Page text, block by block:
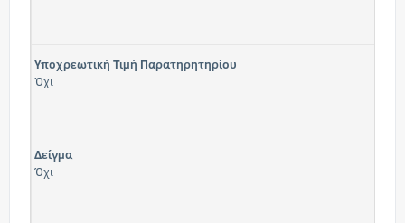
Υποχρεωτική Τιμή Παρατηρητηρίου
Όχι
Δείγμα
Όχι